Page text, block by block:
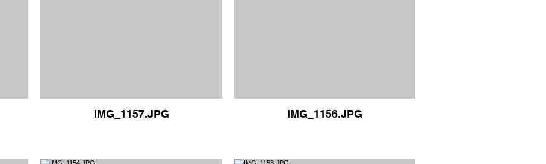
IMG_1157.JPG IMG_1156.JPG